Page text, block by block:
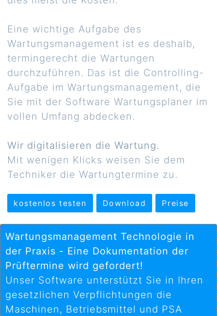
Eine wichtige Aufgabe des
Wartungsmanagement ist es deshalb,
termingerecht die Wartungen
durchzuführen. Das ist die Controlling-
Aufgabe im Wartungsmanagement, die
Sie mit der Software Wartungsplaner im
vollen Umfang abdecken.
Wir digitalisieren die Wartung.
Mit wenigen Klicks weisen Sie dem
Techniker die Wartungtermine zu.
kostenlos testen Download Preise
Wartungsmanagement Technologie in
der Praxis - Eine Dokumentation der
Prüftermine wird gefordert!
Unser Software unterstützt Sie in Ihren
gesetzlichen Verpflichtungen die
Maschinen, Betriebsmittel und PSA